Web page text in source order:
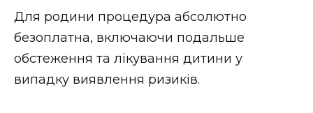
Для родини процедура абсолютно
безоплатна, включаючи подальше
обстеження та лікування дитини у
випадку виявлення ризиків.